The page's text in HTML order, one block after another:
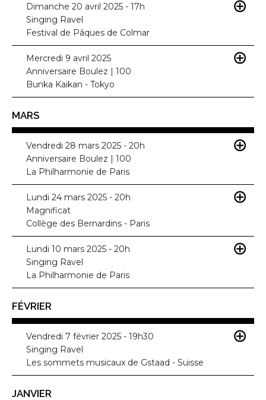
Dimanche 20 avril 2025 - 17h
Singing Ravel
Festival de Pâques de Colmar
Mercredi 9 avril 2025
Anniversaire Boulez | 100
Bunka Kaikan - Tokyo
MARS
Vendredi 28 mars 2025 - 20h
Anniversaire Boulez | 100
La Philharmonie de Paris
Lundi 24 mars 2025 - 20h
Magnificat
Collège des Bernardins - Paris
Lundi 10 mars 2025 - 20h
Singing Ravel
La Philharmonie de Paris
FÉVRIER
Vendredi 7 février 2025 - 19h30
Singing Ravel
Les sommets musicaux de Gstaad - Suisse
JANVIER